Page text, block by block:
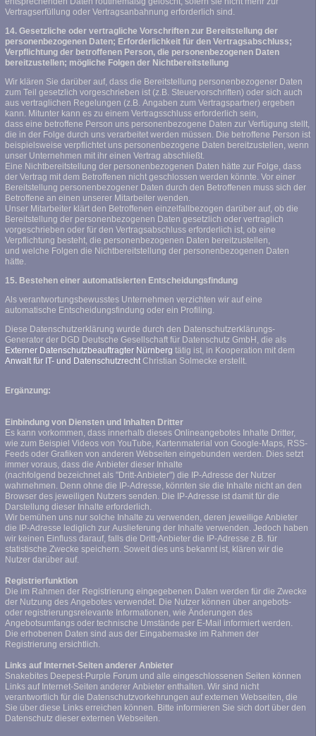
Vertragserfüllung oder Vertragsanbahnung erforderlich sind.
14. Gesetzliche oder vertragliche Vorschriften zur Bereitstellung der
personenbezogenen Daten; Erforderlichkeit für den Vertragsabschluss;
Verpflichtung der betroffenen Person, die personenbezogenen Daten
bereitzustellen; mögliche Folgen der Nichtbereitstellung
Wir klären Sie darüber auf, dass die Bereitstellung personenbezogener Daten
zum Teil gesetzlich vorgeschrieben ist (z.B. Steuervorschriften) oder sich auch
aus vertraglichen Regelungen (z.B. Angaben zum Vertragspartner) ergeben
kann. Mitunter kann es zu einem Vertragsschluss erforderlich sein,
dass eine betroffene Person uns personenbezogene Daten zur Verfügung stellt,
die in der Folge durch uns verarbeitet werden müssen. Die betroffene Person ist
beispielsweise verpflichtet uns personenbezogene Daten bereitzustellen, wenn
unser Unternehmen mit ihr einen Vertrag abschließt.
Eine Nichtbereitstellung der personenbezogenen Daten hätte zur Folge, dass
der Vertrag mit dem Betroffenen nicht geschlossen werden könnte. Vor einer
Bereitstellung personenbezogener Daten durch den Betroffenen muss sich der
Betroffene an einen unserer Mitarbeiter wenden.
Unser Mitarbeiter klärt den Betroffenen einzelfallbezogen darüber auf, ob die
Bereitstellung der personenbezogenen Daten gesetzlich oder vertraglich
vorgeschrieben oder für den Vertragsabschluss erforderlich ist, ob eine
Verpflichtung besteht, die personenbezogenen Daten bereitzustellen,
und welche Folgen die Nichtbereitstellung der personenbezogenen Daten
hätte.
15. Bestehen einer automatisierten Entscheidungsfindung
Als verantwortungsbewusstes Unternehmen verzichten wir auf eine
automatische Entscheidungsfindung oder ein Profiling.
Diese Datenschutzerklärung wurde durch den Datenschutzerklärungs-
Generator der DGD Deutsche Gesellschaft für Datenschutz GmbH, die als
Externer Datenschutzbeauftragter Nürnberg tätig ist, in Kooperation mit dem
Anwalt für IT- und DatenschutzrechtChristian Solmecke erstellt.
Ergänzung:
Einbindung von Diensten und Inhalten Dritter
Es kann vorkommen, dass innerhalb dieses Onlineangebotes Inhalte Dritter,
wie zum Beispiel Videos von YouTube, Kartenmaterial von Google-Maps, RSS-
Feeds oder Grafiken von anderen Webseiten eingebunden werden. Dies setzt
immer voraus, dass die Anbieter dieser Inhalte
(nachfolgend bezeichnet als "Dritt-Anbieter") die IP-Adresse der Nutzer
wahrnehmen. Denn ohne die IP-Adresse, könnten sie die Inhalte nicht an den
Browser des jeweiligen Nutzers senden. Die IP-Adresse ist damit für die
Darstellung dieser Inhalte erforderlich.
Wir bemühen uns nur solche Inhalte zu verwenden, deren jeweilige Anbieter
die IP-Adresse lediglich zur Auslieferung der Inhalte verwenden. Jedoch haben
wir keinen Einfluss darauf, falls die Dritt-Anbieter die IP-Adresse z.B. für
statistische Zwecke speichern. Soweit dies uns bekannt ist, klären wir die
Nutzer darüber auf.
Registrierfunktion
Die im Rahmen der Registrierung eingegebenen Daten werden für die Zwecke
der Nutzung des Angebotes verwendet. Die Nutzer können über angebots-
oder registrierungsrelevante Informationen, wie Änderungen des
Angebotsumfangs oder technische Umstände per E-Mail informiert werden.
Die erhobenen Daten sind aus der Eingabemaske im Rahmen der
Registrierung ersichtlich.
Links auf Internet-Seiten anderer Anbieter
Snakebites Deepest-Purple Forum und alle eingeschlossenen Seiten können
Links auf Internet-Seiten anderer Anbieter enthalten. Wir sind nicht
verantwortlich für die Datenschutzvorkehrungen auf externen Webseiten, die
Sie über diese Links erreichen können. Bitte informieren Sie sich dort über den
Datenschutz dieser externen Webseiten.